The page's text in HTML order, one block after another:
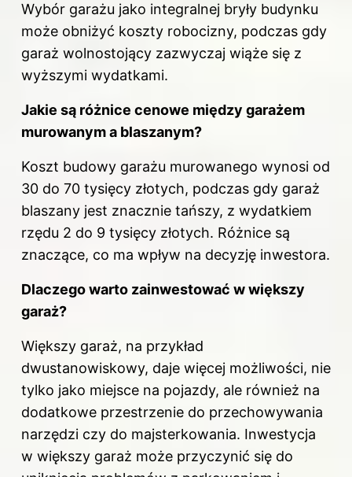
Wybór garażu jako integralnej bryły budynku
może obniżyć koszty robocizny, podczas gdy
garaż wolnostojący zazwyczaj wiąże się z
wyższymi wydatkami.
Jakie są różnice cenowe między garażem
murowanym a blaszanym?
Koszt budowy garażu murowanego wynosi od
30 do 70 tysięcy złotych, podczas gdy garaż
blaszany jest znacznie tańszy, z wydatkiem
rzędu 2 do 9 tysięcy złotych. Różnice są
znaczące, co ma wpływ na decyzję inwestora.
Dlaczego warto zainwestować w większy
garaż?
Większy garaż, na przykład
dwustanowiskowy, daje więcej możliwości, nie
tylko jako miejsce na pojazdy, ale również na
dodatkowe przestrzenie do przechowywania
narzędzi czy do majsterkowania. Inwestycja
w większy garaż może przyczynić się do